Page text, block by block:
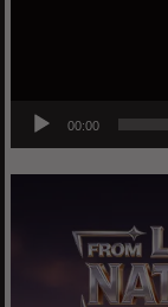
00:00